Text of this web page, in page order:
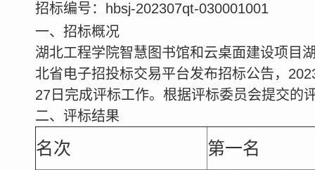
招标编号：hbsj-202307qt-030001001
一、招标概况
湖北工程学院智慧图书馆和云桌面建设项目
北省电子招投标交易平台发布招标公告，
27日完成评标工作。根据评标委员会提交的
二、评标结果
名次 第一名